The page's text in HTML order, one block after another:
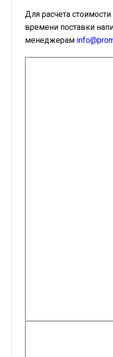
Для расчета
времени поставки
менеджерам